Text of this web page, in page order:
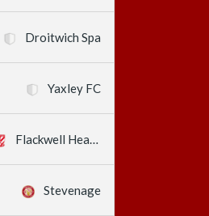
Droitwich Spa
Yaxley FC
Flackwell Heath FC
Stevenage